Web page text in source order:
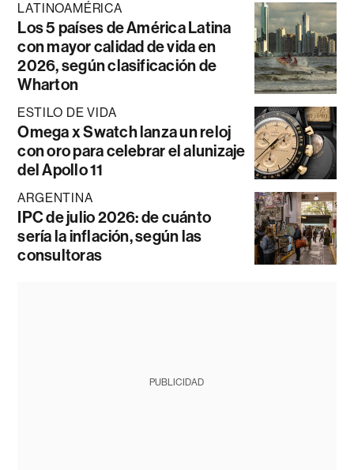
LATINOAMÉRICA
Los 5 países de América Latina
con mayor calidad de vida en
2026, según clasificación de
Wharton
ESTILO DE VIDA
Omega x Swatch lanza un reloj
con oro para celebrar el alunizaje
del Apollo 11
ARGENTINA
IPC de julio 2026: de cuánto
sería la inflación, según las
consultoras
PUBLICIDAD